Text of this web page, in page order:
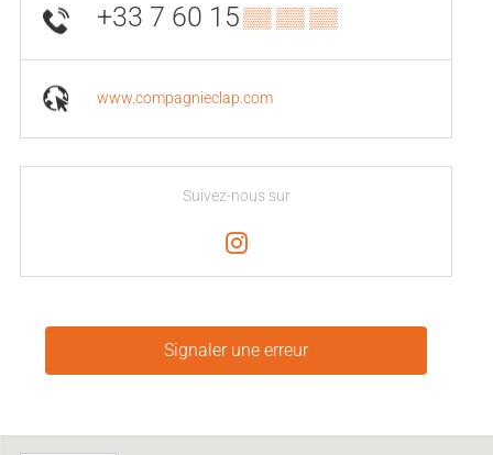
+33 7 60 15▒▒ ▒▒ ▒▒
www.compagnieclap.com
Suivez-nous sur
Signaler une erreur